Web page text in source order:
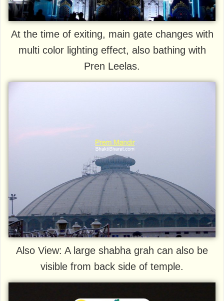
At the time of exiting, main gate changes with
multi color lighting effect, also bathing with
Pren Leelas.
Also View: A large shabha grah can also be
visible from back side of temple.